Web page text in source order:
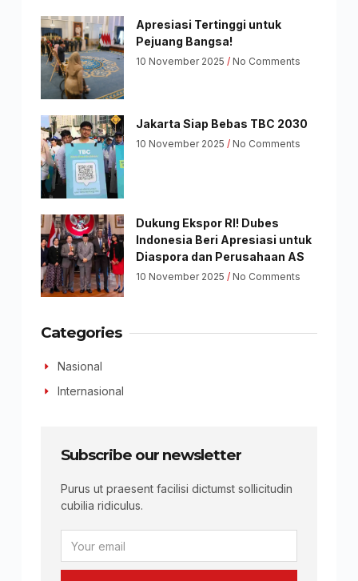
Apresiasi Tertinggi untuk
Pejuang Bangsa!
10 November 2025 No Comments
Jakarta Siap Bebas TBC 2030
10 November 2025 No Comments
Dukung Ekspor RI! Dubes
Indonesia Beri Apresiasi untuk
Diaspora dan Perusahaan AS
10 November 2025 No Comments
Categories
Nasional
Internasional
Subscribe our newsletter
Purus ut praesent facilisi dictumst sollicitudin
cubilia ridiculus.